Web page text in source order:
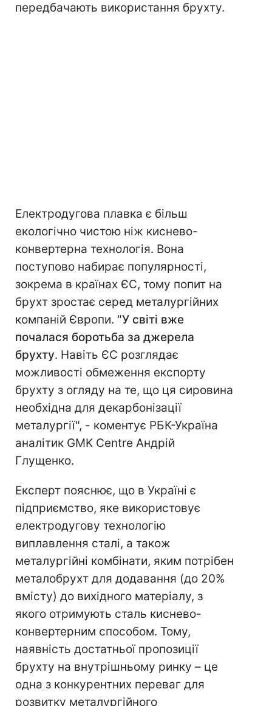
передбачають використання брухту.
Електродугова плавка є більш
екологічно чистою ніж киснево-
конвертерна технологія. Вона
поступово набирає популярності,
зокрема в країнах ЄС, тому попит на
брухт зростає серед металургійних
компаній Європи. "У світі вже
почалася боротьба за джерела
брухту. Навіть ЄС розглядає
можливості обмеження експорту
брухту з огляду на те, що ця сировина
необхідна для декарбонізації
металургії", - коментує РБК-Україна
аналітик GMK Centre Андрій
Глущенко.
Експерт пояснює, що в Україні є
підприємство, яке використовує
електродугову технологію
виплавлення сталі, а також
металургійні комбінати, яким потрібен
металобрухт для додавання (до 20%
вмісту) до вихідного матеріалу, з
якого отримують сталь киснево-
конвертерним способом. Тому,
наявність достатньої пропозиції
брухту на внутрішньому ринку – це
одна з конкурентних переваг для
розвитку металургійного